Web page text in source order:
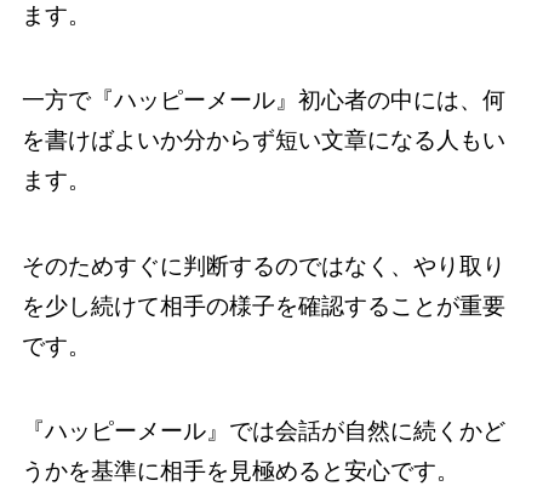
ます。
一方で『ハッピーメール』初心者の中には、何
を書けばよいか分からず短い文章になる人もい
ます。
そのためすぐに判断するのではなく、やり取り
を少し続けて相手の様子を確認することが重要
です。
『ハッピーメール』では会話が自然に続くかど
うかを基準に相手を見極めると安心です。